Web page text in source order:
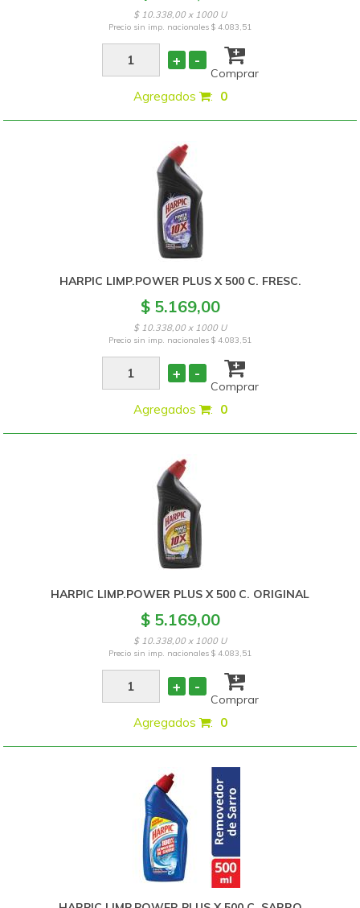
$ 10.338,00 x 1000 U
Precio sin imp. nacionales$ 4.083,51
+ -
Comprar
Agregados : 0
HARPIC LIMP.POWER PLUS X 500 C. FRESC.
$ 5.169,00
$ 10.338,00 x 1000 U
Precio sin imp. nacionales$ 4.083,51
+ -
Comprar
Agregados : 0
HARPIC LIMP.POWER PLUS X 500 C. ORIGINAL
$ 5.169,00
$ 10.338,00 x 1000 U
Precio sin imp. nacionales$ 4.083,51
+ -
Comprar
Agregados : 0